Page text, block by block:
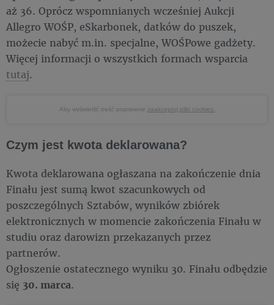
aż 36. Oprócz wspomnianych wcześniej Aukcji
Allegro WOŚP, eSkarbonek, datków do puszek,
możecie nabyć m.in. specjalne, WOŚPowe gadżety.
Więcej informacji o wszystkich formach wsparcia
tutaj.
Aby wyświetlić treść poprawnie zaakceptuj pliki cookies.
Czym jest kwota deklarowana?
Kwota deklarowana ogłaszana na zakończenie dnia
Finału jest sumą kwot szacunkowych od
poszczególnych Sztabów, wyników zbiórek
elektronicznych w momencie zakończenia Finału w
studiu oraz darowizn przekazanych przez
partnerów.
Ogłoszenie ostatecznego wyniku 30. Finału odbędzie
się 30. marca.